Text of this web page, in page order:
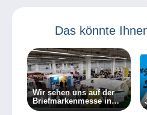
Das könnte
Wir sehen uns auf der
Briefmarkenmesse in
Essen!